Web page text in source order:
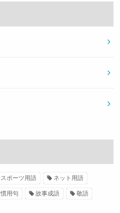
スポーツ用語 ネット用語
慣用句 故事成語 敬語